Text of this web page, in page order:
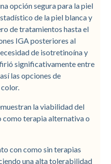
opción segura para la piel
de la piel blanca y
de tratamientos hasta el
IGA posteriores al
de isotretinoína y
significativamente entre
las opciones de
la viabilidad del
terapia alternativa o
con como sin terapias
una alta tolerabilidad